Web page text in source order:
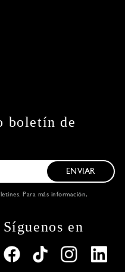
boletín de
ENVIAR
Para más información,
Síguenos en